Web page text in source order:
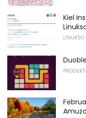
Kiel
LINUKSO